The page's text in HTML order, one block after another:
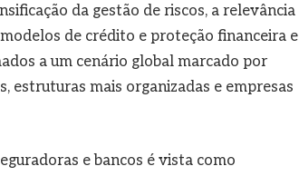
da gestão de riscos, a relevância
de crédito e proteção financeira e
a um cenário global marcado por
estruturas mais organizadas e empresas
e bancos é vista como